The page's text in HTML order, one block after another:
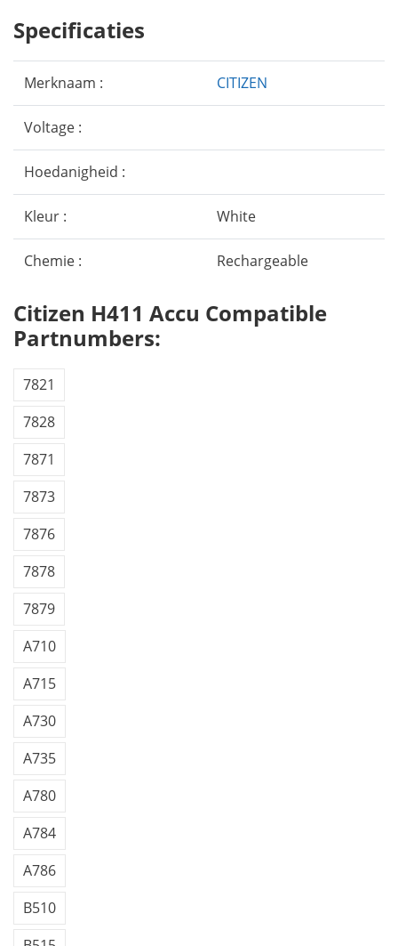
Specificaties
Merknaam : CITIZEN
Voltage :
Hoedanigheid :
Kleur : White
Chemie : Rechargeable
Citizen H411 Accu Compatible
Partnumbers:
7821
7828
7871
7873
7876
7878
7879
A710
A715
A730
A735
A780
A784
A786
B510